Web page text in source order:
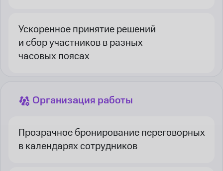
Ускоренное принятие решений
и сбор участников в разных
часовых поясах
Организация работы
Прозрачное бронирование переговорных
в календарях сотрудников